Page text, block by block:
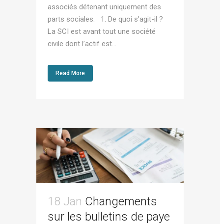
associés détenant uniquement des
parts sociales. 1. De quoi s’agit-il ?
La SCI est avant tout une société
civile dont l’actif est...
Read More
18 Jan Changements
sur les bulletins de paye